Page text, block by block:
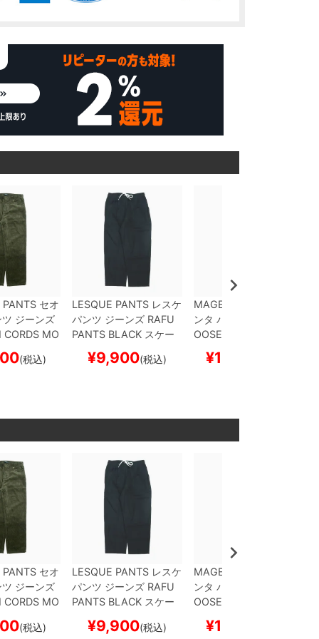
PANTS セオ
ジーンズ
CORDS MO
ード スケ
(税込)
LESQUE PANTSレスケ
パンツ ジーンズRAFU
PANTSBLACKスケー
トボード スケボー
¥9,900(税込)
MAGENTA PANTS
ンタ パンツ ジーンズ
OOSE
ボード スケボー
¥15,400
PANTS セオ
ジーンズ
CORDS MO
(税込)
LESQUE PANTSレスケ
パンツ ジーンズRAFU
PANTSBLACKスケー
¥9,900(税込)
MAGENTA PANTS
ンタ パンツ ジーンズ
OOSE
¥15,400